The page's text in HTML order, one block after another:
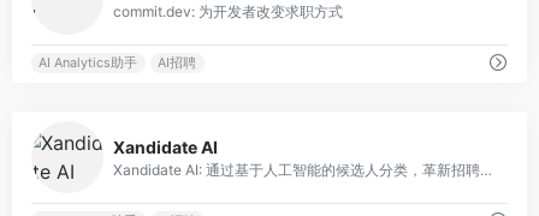
commit.dev: 为开发者改变求职方式
AI Analytics助手 AI招聘
Xandidate AI
Xandidate AI: 通过基于人工智能的候选人分类，革新招聘流程。